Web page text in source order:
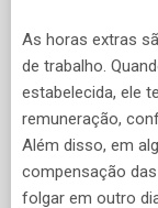
As horas extras
de trabalho.
estabelecida, ele
remuneração,
Além disso, em
compensação
folgar em outro